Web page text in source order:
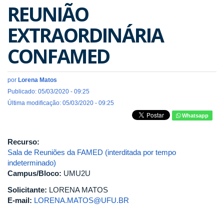
REUNIÃO
EXTRAORDINÁRIA
CONFAMED
por Lorena Matos
Publicado: 05/03/2020 - 09:25
Última modificação: 05/03/2020 - 09:25
Whatsapp
Recurso:
Sala de Reuniões da FAMED (interditada por tempo
indeterminado)
Campus/Bloco: UMU2U
Solicitante: LORENA MATOS
E-mail: LORENA.MATOS@UFU.BR